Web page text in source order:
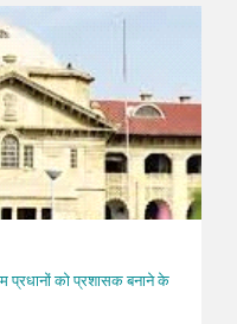
प्रधानों को प्रशासक बनाने के